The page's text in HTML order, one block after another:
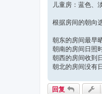
儿童房：蓝色、
根据房间的朝向
朝东的房间最早
朝南的房间日照
朝西的房间收到
朝北的房间没有
回复